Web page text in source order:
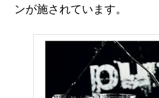
ンが施されています。